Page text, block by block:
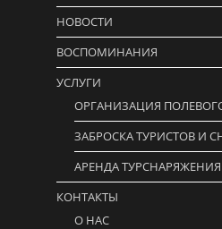
НОВОСТИ
ВОСПОМИНАНИЯ
УСЛУГИ
ОРГАНИЗАЦИЯ
ЗАБРОСКА ТУРИСТОВ И
АРЕНДА ТУРСНАРЯЖЕНИЯ
КОНТАКТЫ
О НАС